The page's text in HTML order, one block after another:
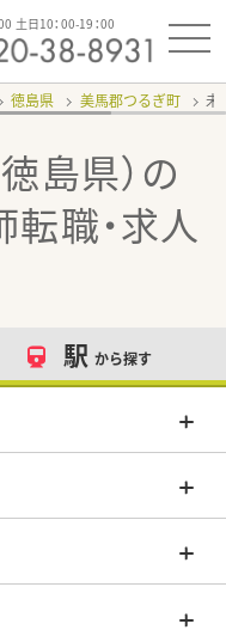
土日10：00-19：00
徳島県 美馬郡つるぎ町 未
島県）の
職・求人
駅 から探す